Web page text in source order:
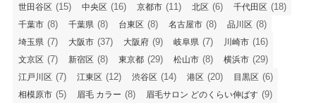
世田谷区 (15) 中央区 (16) 京都市 (11) 北区 (6) 千代田区 (18)
千葉市 (8) 千葉県 (8) 台東区 (8) 名古屋市 (8) 品川区 (8)
埼玉県 (7) 大阪市 (37) 大阪府 (9) 岐阜県 (7) 川崎市 (16)
文京区 (7) 新宿区 (8) 東京都 (29) 松山市 (8) 横浜市 (29)
江戸川区 (7) 江東区 (12) 渋谷区 (14) 港区 (20) 目黒区 (6)
相模原市 (5) 眉毛 カラー (8) 眉毛サロン どのくらい伸ばす (9)